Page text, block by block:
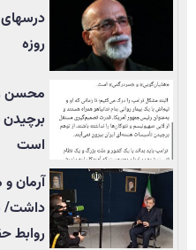
روزه
محسن
است
آرمان
داشت/
روابط